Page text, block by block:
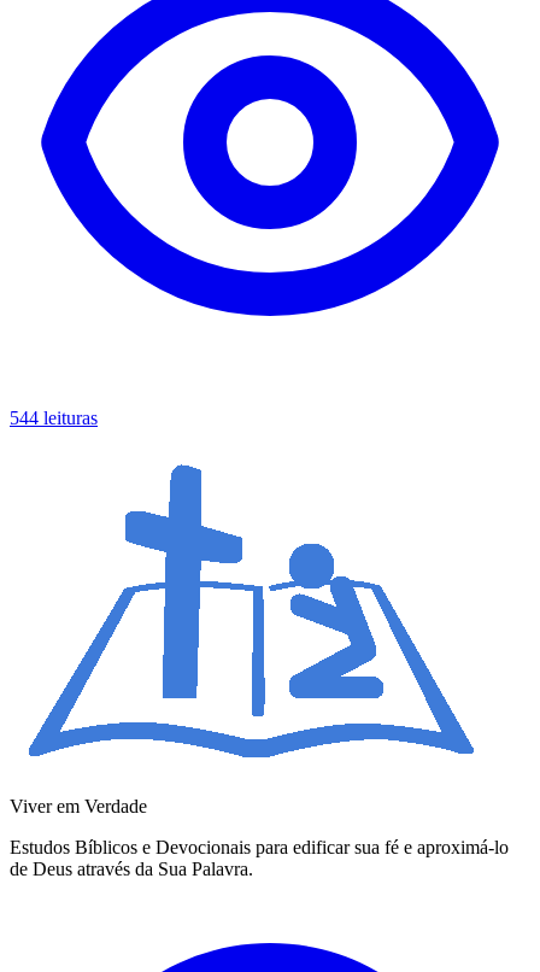
544 leituras
Viver em Verdade
Estudos Bíblicos e Devocionais para edificar sua fé e aproximá-lo
de Deus através da Sua Palavra.